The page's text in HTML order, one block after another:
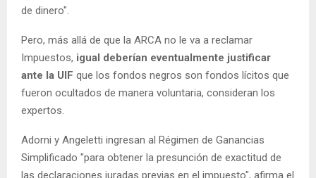
de dinero".
Pero, más allá de que la ARCA no le va a reclamar
Impuestos, igual deberían eventualmente justificar
ante la UIF que los fondos negros son fondos lícitos que
fueron ocultados de manera voluntaria, consideran los
expertos.
Adorni y Angeletti ingresan al Régimen de Ganancias
Simplificado "para obtener la presunción de exactitud de
las declaraciones juradas previas en el impuesto", afirma el